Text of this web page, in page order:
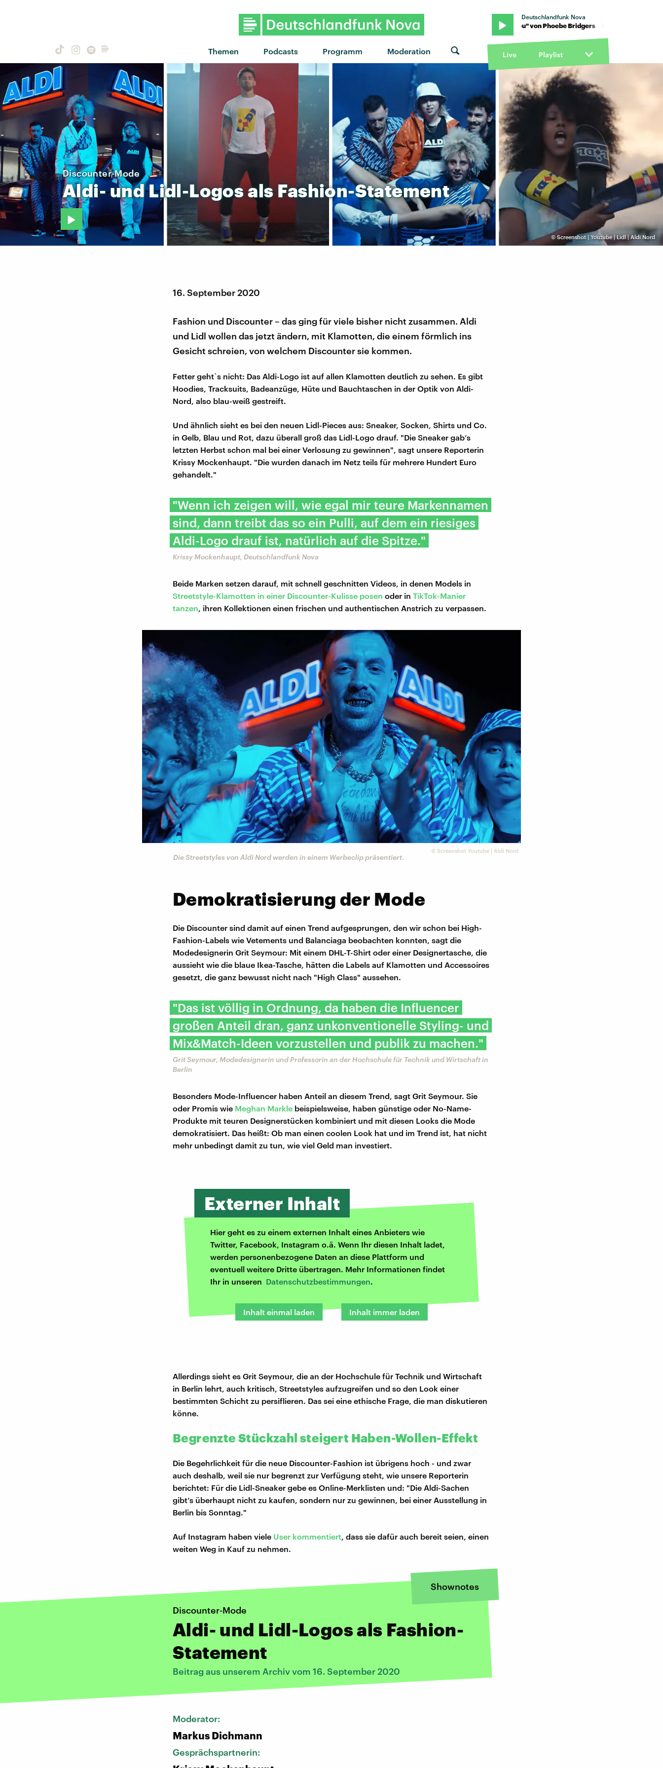
Themen Podcasts Programm Moderation
Deutschlandfunk Nova
"I See You" von Phoebe Bridgers · "I See You" von Phoebe Bridgers · "I See You" von Phoebe Bridgers
Live Playlist
©Screenshot | Youtube | Lidl | Aldi Nord
Discounter-Mode
Aldi-undLidl-LogosalsFashion-Statement
16. September 2020
Fashion und Discounter – das ging für viele bisher nicht zusammen. Aldi
und Lidl wollen das jetzt ändern, mit Klamotten, die einem förmlich ins
Gesicht schreien, von welchem Discounter sie kommen.
Fetter geht`s nicht: Das Aldi-Logo ist auf allen Klamotten deutlich zu sehen. Es gibt
Hoodies, Tracksuits, Badeanzüge, Hüte und Bauchtaschen in der Optik von Aldi-
Nord, also blau-weiß gestreift.
Und ähnlich sieht es bei den neuen Lidl-Pieces aus: Sneaker, Socken, Shirts und Co.
in Gelb, Blau und Rot, dazu überall groß das Lidl-Logo drauf. "Die Sneaker gab’s
letzten Herbst schon mal bei einer Verlosung zu gewinnen", sagt unsere Reporterin
Krissy Mockenhaupt. "Die wurden danach im Netz teils für mehrere Hundert Euro
gehandelt."
"Wenn ich zeigen will, wie egal mir teure Markennamen
sind, dann treibt das so ein Pulli, auf dem ein riesiges
Aldi-Logo drauf ist, natürlich auf die Spitze."
Krissy Mockenhaupt, Deutschlandfunk Nova
Beide Marken setzen darauf, mit schnell geschnitten Videos, in denen Models in
Streetstyle-Klamotten in einer Discounter-Kulisse posen oder in TikTok-Manier
tanzen, ihren Kollektionen einen frischen und authentischen Anstrich zu verpassen.
© Screenshot Youtube | Aldi Nord
Die Streetstyles von Aldi Nord werden in einem Werbeclip präsentiert.
Demokratisierung der Mode
Die Discounter sind damit auf einen Trend aufgesprungen, den wir schon bei High-
Fashion-Labels wie Vetements und Balanciaga beobachten konnten, sagt die
Modedesignerin Grit Seymour: Mit einem DHL-T-Shirt oder einer Designertasche, die
aussieht wie die blaue Ikea-Tasche, hätten die Labels auf Klamotten und Accessoires
gesetzt, die ganz bewusst nicht nach "High Class" aussehen.
"Das ist völlig in Ordnung, da haben die Influencer
großen Anteil dran, ganz unkonventionelle Styling- und
Mix&Match-Ideen vorzustellen und publik zu machen."
Grit Seymour, Modedesignerin und Professorin an der Hochschule für Technik und Wirtschaft in
Berlin
Besonders Mode-Influencer haben Anteil an diesem Trend, sagt Grit Seymour. Sie
oder Promis wie Meghan Markle beispielsweise, haben günstige oder No-Name-
Produkte mit teuren Designerstücken kombiniert und mit diesen Looks die Mode
demokratisiert. Das heißt: Ob man einen coolen Look hat und im Trend ist, hat nicht
mehr unbedingt damit zu tun, wie viel Geld man investiert.
Externer Inhalt
Hier geht es zu einem externen Inhalt eines Anbieters wie
Twitter, Facebook, Instagram o.ä. Wenn Ihr diesen Inhalt ladet,
werden personenbezogene Daten an diese Plattform und
eventuell weitere Dritte übertragen. Mehr Informationen findet
Ihr in unseren Datenschutzbestimmungen.
Inhalt einmal laden Inhalt immer laden
Allerdings sieht es Grit Seymour, die an der Hochschule für Technik und Wirtschaft
in Berlin lehrt, auch kritisch, Streetstyles aufzugreifen und so den Look einer
bestimmten Schicht zu persiflieren. Das sei eine ethische Frage, die man diskutieren
könne.
Begrenzte Stückzahl steigert Haben-Wollen-Effekt
Die Begehrlichkeit für die neue Discounter-Fashion ist übrigens hoch - und zwar
auch deshalb, weil sie nur begrenzt zur Verfügung steht, wie unsere Reporterin
berichtet: Für die Lidl-Sneaker gebe es Online-Merklisten und: "Die Aldi-Sachen
gibt’s überhaupt nicht zu kaufen, sondern nur zu gewinnen, bei einer Ausstellung in
Berlin bis Sonntag."
Auf Instagram haben viele User kommentiert , dass sie dafür auch bereit seien, einen
weiten Weg in Kauf zu nehmen.
Shownotes
Discounter-Mode
Aldi- und Lidl-Logos als Fashion-
Statement
Beitrag aus unserem Archiv vom 16. September 2020
Moderator:
Markus Dichmann
Gesprächspartnerin: